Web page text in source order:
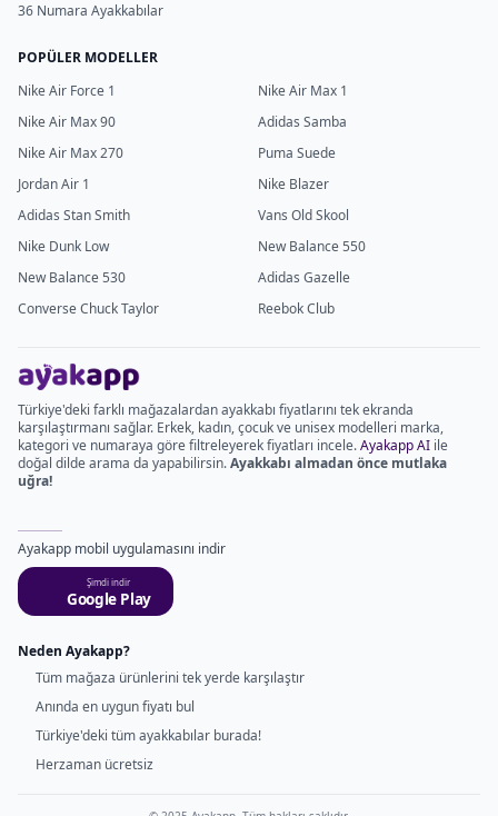
36 Numara Ayakkabılar
POPÜLER MODELLER
Nike Air Force 1
Nike Air Max 90
Nike Air Max 270
Jordan Air 1
Adidas Stan Smith
Nike Dunk Low
New Balance 530
Converse Chuck Taylor
Nike Air Max 1
Adidas Samba
Puma Suede
Nike Blazer
Vans Old Skool
New Balance 550
Adidas Gazelle
Reebok Club
Türkiye'deki farklı mağazalardan ayakkabı fiyatlarını tek ekranda
karşılaştırmanı sağlar. Erkek, kadın, çocuk ve unisex modelleri marka,
kategori ve numaraya göre filtreleyerek fiyatları incele.Ayakapp AI ile
doğal dilde arama da yapabilirsin.Ayakkabı almadan önce mutlaka
uğra!
Ayakapp mobil uygulamasını indir
Şimdi indir
Google Play
Neden Ayakapp?
Tüm mağaza ürünlerini tek yerde karşılaştır
Anında en uygun fiyatı bul
Türkiye'deki tüm ayakkabılar burada!
Herzaman ücretsiz